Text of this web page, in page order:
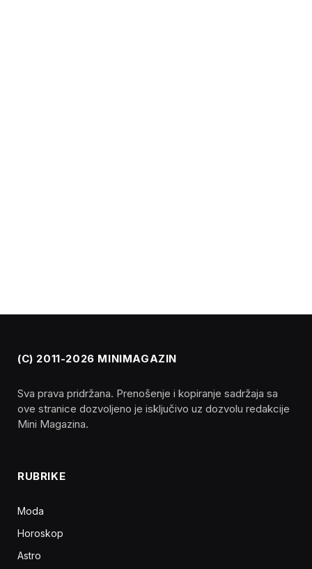
(C) 2011-2026 MINIMAGAZIN
Sva prava pridržana. Prenošenje i kopiranje sadržaja sa
ove stranice dozvoljeno je isključivo uz dozvolu redakcije
Mini Magazina.
RUBRIKE
Moda
Horoskop
Astro